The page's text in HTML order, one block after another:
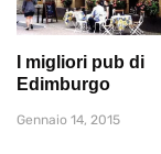
I migliori pub di
Edimburgo
Gennaio 14, 2015